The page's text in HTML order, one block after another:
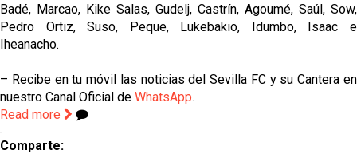
Badé, Marcao, Kike Salas, Gudelj, Castrín, Agoumé, Saúl, Sow,
Pedro Ortiz, Suso, Peque, Lukebakio, Idumbo, Isaac e
Iheanacho.
– Recibe en tu móvil las noticias del Sevilla FC y su Cantera en
nuestro Canal Oficial de WhatsApp.
Read more
Comparte: